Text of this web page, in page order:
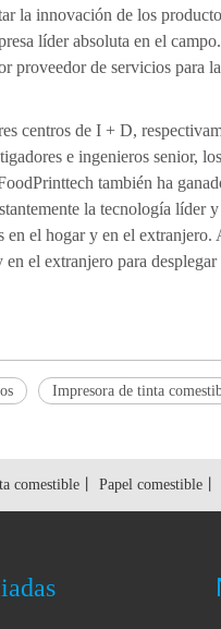
la innovación de los
líder absoluta en el
proveedor de servicios para
centros de I + D,
e ingenieros senior,
también ha
la tecnología líder
en el hogar y en el
el extranjero para
Impresora de tinta
comestible Papel comestible